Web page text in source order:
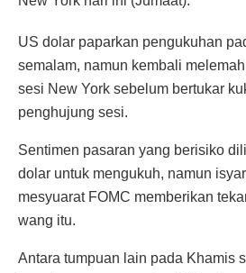
US dolar paparkan pengukuhan
semalam, namun kembali
sesi New York sebelum bertukar
penghujung sesi.
Sentimen pasaran yang berisiko
dolar untuk mengukuh, namun
mesyuarat FOMC memberikan
wang itu.
Antara tumpuan lain pada Khamis